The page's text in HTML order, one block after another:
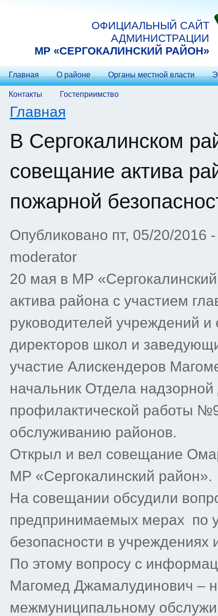
ОФИЦИАЛЬНЫЙ САЙТ
АДМИНИСТРАЦИИ
МP «СЕРГОКАЛИНСКИЙ РАЙОН»
Главная О районе Органы местной власти
Контакты Гостеприимство
Вы здесь
Главная
В Сергокалинском
совещание актива
пожарной
Опубликовано пт, 05/20/2016
moderator
20 мая в МР
актива района с участием
руководителей учреждений и
директоров школ и
участие Алискендеров
начальник Отдела надзорной
профилактической работы
обслуживанию районов.
Открыл и вел совещание
МР «Сергокалинский район».
На совещании обсудили
предпринимаемых мерах по
безопасности в учреждениях
По этому вопросу с
Магомед Джамалудинович –
межмуниципальному